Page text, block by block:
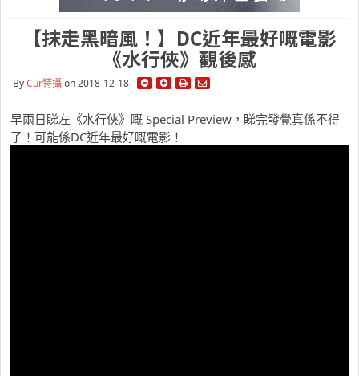
【抹走黑暗風！】DC近年最好嘅電影
《水行俠》觀後感
ByCur特攝on 2018-12-18
早兩日睇左 《水行俠》嘅 Special Preview，睇完發覺真係不得
了！可能係DC近年最好嘅電影！